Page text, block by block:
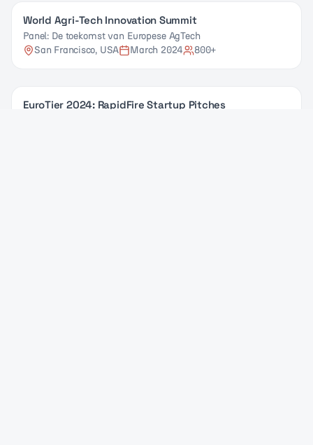
World Agri-Tech Innovation Summit
Panel: De toekomst van Europese AgTech
San Francisco, USA
March 2024 800+
EuroTier 2024: RapidFire Startup Pitches